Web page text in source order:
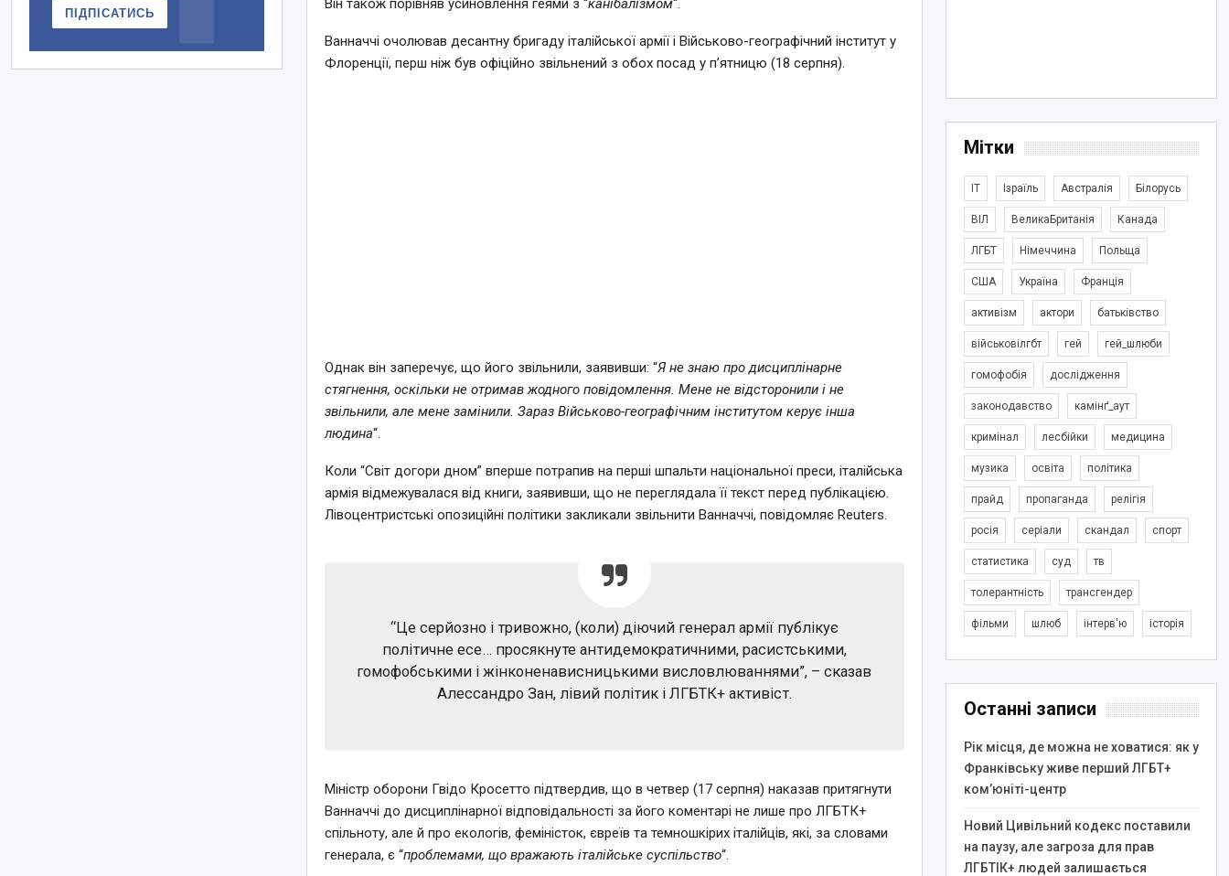
Він також порівняв усиновлення геями з “канібалізмом“.
Ванначчі очолював десантну бригаду італійської армії і Військово-географічний інститут у
Флоренції, перш ніж був офіційно звільнений з обох посад у п’ятницю (18 серпня).
Однак він заперечує, що його звільнили, заявивши: “Я не знаю про дисциплінарне
стягнення, оскільки не отримав жодного повідомлення. Мене не відсторонили і не
звільнили, але мене замінили. Зараз Військово-географічним інститутом керує інша
людина“.
Коли “Світ догори дном” вперше потрапив на перші шпальти національної преси, італійська
армія відмежувалася від книги, заявивши, що не переглядала її текст перед публікацією.
Лівоцентристські опозиційні політики закликали звільнити Ванначчі, повідомляє Reuters.
“Це серйозно і тривожно, (коли) діючий генерал армії публікує
політичне есе… просякнуте антидемократичними, расистськими,
гомофобськими і жінконенависницькими висловлюваннями”, – сказав
Алессандро Зан, лівий політик і ЛГБТК+ активіст.
Міністр оборони Гвідо Кросетто підтвердив, що в четвер (17 серпня) наказав притягнути
Ванначчі до дисциплінарної відповідальності за його коментарі не лише про ЛГБТК+
спільноту, але й про екологів, феміністок, євреїв та темношкірих італійців, які, за словами
генерала, є “проблемами, що вражають італійське суспільство“.
Мітки
IT Ізраїль Австралія Білорусь
ВІЛ ВеликаБританія Канада
ЛГБТ Німеччина Польща
США Україна Франція
активізм актори батьківство
військовілгбт гей гей_шлюби
гомофобія дослідження
законодавство камінґ_аут
кримінал лесбійки медицина
музика освіта політика
прайд пропаганда релігія
росія серіали скандал спорт
статистика суд тв
толерантність трансгендер
фільми шлюб інтерв'ю історія
Останні записи
Рік місця, де можна не ховатися: як у
Франківську живе перший ЛГБТ+
ком’юніті-центр
Новий Цивільний кодекс поставили
на паузу, але загроза для прав
ЛГБТІК+ людей залишається
ПІДПІСАТИСЬ